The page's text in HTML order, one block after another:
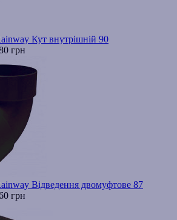
Кут внутрішній 90
грн
Відведення двомуфтове 87
грн